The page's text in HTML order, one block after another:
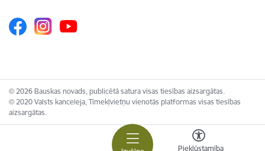
Piekļūstamība
© 2026 Bauskas novads, publicētā satura visas tiesības aizsargātas.
© 2020 Valsts kanceleja, Tīmekļvietņu vienotās platformas visas tiesības
aizsargātas.